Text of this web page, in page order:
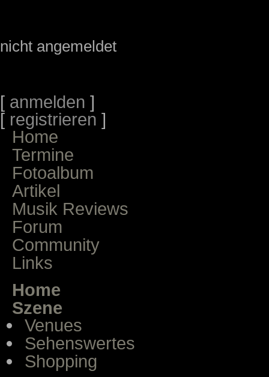
nicht angemeldet
[ anmelden ]
[ registrieren ]
Home
Termine
Fotoalbum
Artikel
Musik Reviews
Forum
Community
Links
Home
Szene
Venues
Sehenswertes
Shopping